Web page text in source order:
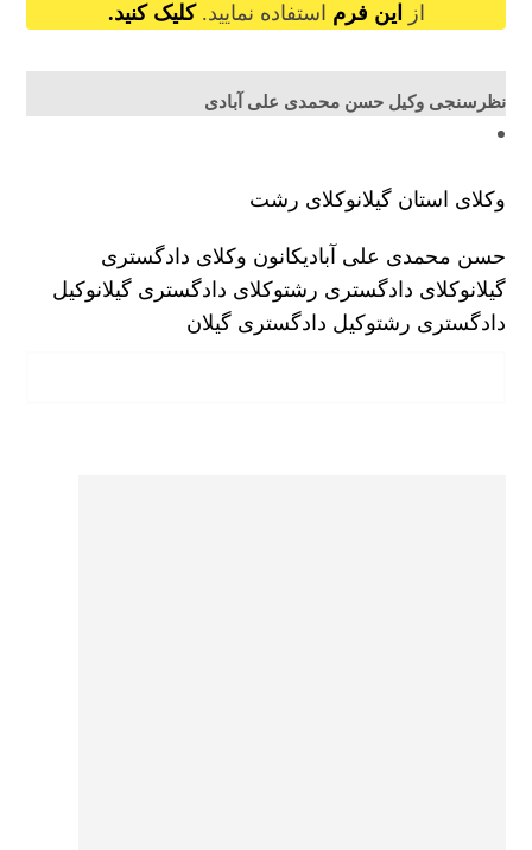
از
این فرم استفاده نمایید. کلیک کنید.
نظرسنجی وکیل حسن محمدی علی آبادی
وکلای استان گیلانوکلای رشت
حسن محمدی علی آبادیکانون وکلای دادگستری
گیلانوکلای دادگستری رشتوکلای دادگستری گیلانوکیل
دادگستری رشتوکیل دادگستری گیلان